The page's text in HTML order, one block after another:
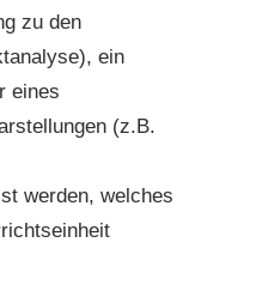
zu den
ein
eines
(z.B.
werden, welches